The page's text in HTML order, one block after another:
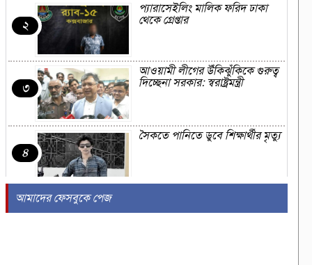
২
প্যারাসেইলিং মালিক ফরিদ ঢাকা
থেকে গ্রেপ্তার
৩
আওয়ামী লীগের উঁকিঝুঁকিকে গুরুত্ব
দিচ্ছেনা সরকার: স্বরাষ্ট্রমন্ত্রী
৪
সৈকতে পানিতে ডুবে শিক্ষার্থীর মৃত্যু
আমাদের ফেসবুকে পেজ